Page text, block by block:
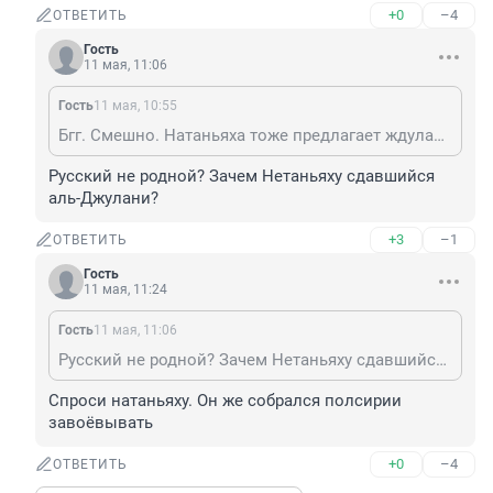
ОТВЕТИТЬ +0 –4
Гость
11 мая, 11:06
Гость11 мая, 10:55
Бгг. Смешно. Натаньяха тоже предлагает ждулани. Сдаться.
Русский не родной? Зачем Нетаньяху сдавшийся
аль-Джулани?
ОТВЕТИТЬ +3 –1
Гость
11 мая, 11:24
Гость11 мая, 11:06
Русский не родной? Зачем Нетаньяху сдавшийся аль-Джулани?
Спроси натаньяху. Он же собрался полсирии
завоёвывать
ОТВЕТИТЬ +0 –4